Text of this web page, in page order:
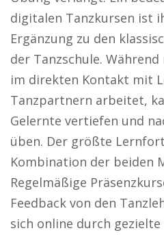
digitalen Tanzkursen ist
Ergänzung zu den
der Tanzschule.
im direkten Kontakt mit
Tanzpartnern arbeitet,
Gelernte vertiefen und
üben. Der größte
Kombination der beiden
Regelmäßige
Feedback von den
sich online durch